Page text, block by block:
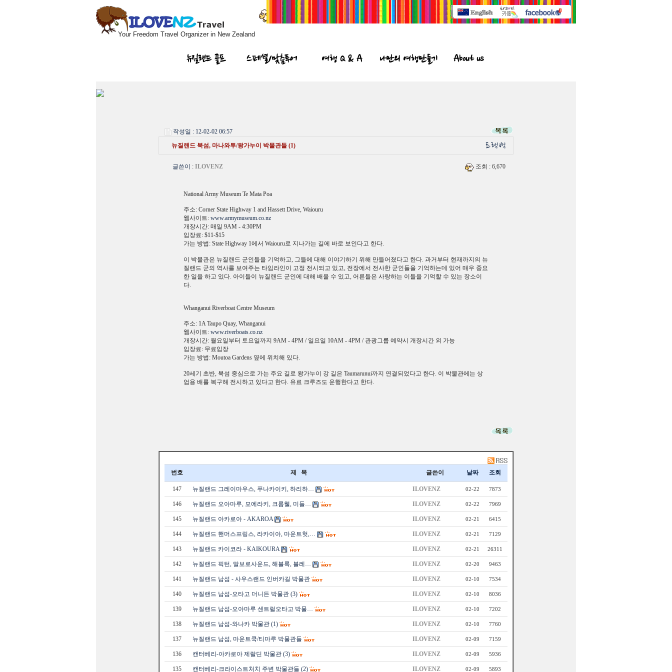
Your Freedom Travel Organizer in New Zealand
뉴질랜드 골프 스페셜/맞춤투어 여행 Q & A 나만의 여행만들기 About us
작성일 : 12-02-02 06:57
뉴질랜드 북섬, 마나와투/왕가누이 박물관들 (1)
글쓴이 : ILOVENZ 조회 : 6,670
National Army Museum Te Mata Poa
주소: Corner State Highway 1 and Hassett Drive, Waiouru
웹사이트: www.armymuseum.co.nz
개장시간: 매일 9AM - 4:30PM
입장료: $11-$15
가는 방법: State Highway 1에서 Waiouru로 지나가는 길에 바로 보인다고 한다.
이 박물관은 뉴질랜드 군인들을 기억하고, 그들에 대해 이야기하기 위해 만들어졌다고 한다. 과거부터 현재까지의 뉴
질랜드 군의 역사를 보여주는 타임라인이 고정 전시되고 있고, 전장에서 전사한 군인들을 기억하는데 있어 매우 중요
한 일을 하고 있다. 아이들이 뉴질랜드 군인에 대해 배울 수 있고, 어른들은 사랑하는 이들을 기억할 수 있는 장소이
다.
Whanganui Riverboat Centre Museum
주소: 1A Taupo Quay, Whanganui
웹사이트: www.riverboats.co.nz
개장시간: 월요일부터 토요일까지 9AM - 4PM / 일요일 10AM - 4PM / 관광그룹 예약시 개장시간 외 가능
입장료: 무료입장
가는 방법: Moutoa Gardens 옆에 위치해 있다.
20세기 초반, 북섬 중심으로 가는 주요 길로 왕가누이 강 길은 Taumarunui까지 연결되었다고 한다. 이 박물관에는 상
업용 배를 복구해 전시하고 있다고 한다. 유료 크루즈도 운행한다고 한다.
번호 제 목 글쓴이 날짜 조회
147 뉴질랜드 그레이마우스, 푸나카이키, 하리하… ILOVENZ 02-22 7873
146 뉴질랜드 오아마루, 모에라키, 크롬웰, 미들… ILOVENZ 02-22 7969
145 뉴질랜드 아카로아 - AKAROA ILOVENZ 02-21 6415
144 뉴질랜드 핸머스프링스, 라카이아, 마운트헛,… ILOVENZ 02-21 7129
143 뉴질랜드 카이코라 - KAIKOURA ILOVENZ 02-21 26311
142 뉴질랜드 픽턴, 말보로사운드, 해블록, 블레… ILOVENZ 02-20 9463
141 뉴질랜드 남섬 - 사우스랜드 인버카길 박물관 ILOVENZ 02-10 7534
140 뉴질랜드 남섬-오타고 더니든 박물관 (3) ILOVENZ 02-10 8036
139 뉴질랜드 남섬-오아마루 센트럴오타고 박물… ILOVENZ 02-10 7202
138 뉴질랜드 남섬-와나카 박물관 (1) ILOVENZ 02-10 7760
137 뉴질랜드 남섬, 마운트쿡/티마루 박물관들 ILOVENZ 02-09 7159
136 캔터베리-아카로아 제랄딘 박물관 (3) ILOVENZ 02-09 5936
135 캔터베리-크라이스트처치 주변 박물관들 (2) ILOVENZ 02-09 5893